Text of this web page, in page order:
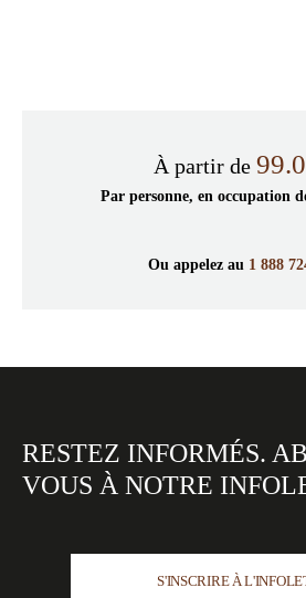
À partir de
Par personne, en occupation
Ou appelez au 1 888
RESTEZ INFORMÉS.
VOUS À NOTRE
S'INSCRIRE À